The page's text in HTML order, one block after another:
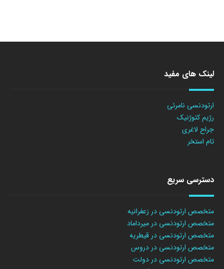
لینک های مفید
ارتودنسی نامرئی
رژیم کتوژنیک
جراح لاغری
تام استخر
دسترسی سریع
متخصص ارتودنسی در زعفرانیه
متخصص ارتودنسی در میرداماد
متخصص ارتودنسی در قیطریه
متخصص ارتودنسی در دروس
متخصص ارتودنسی در دولت